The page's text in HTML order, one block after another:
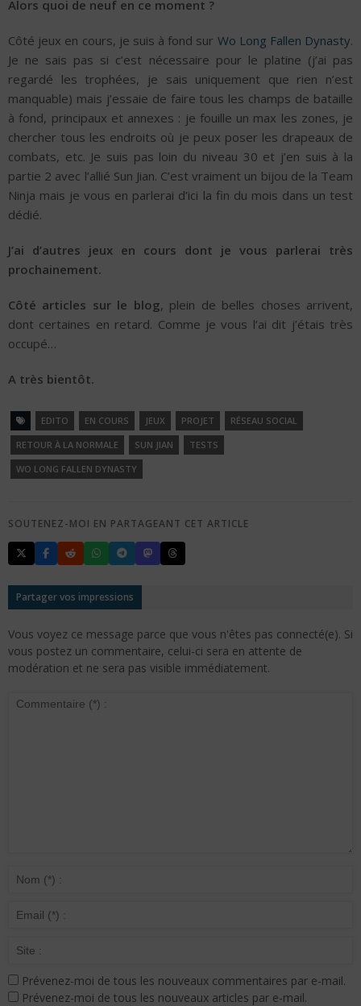
Alors quoi de neuf en ce moment ?
Côté jeux en cours, je suis à fond sur Wo Long Fallen Dynasty.
Je ne sais pas si c’est nécessaire pour le platine (j’ai pas
regardé les trophées, je sais uniquement que rien n’est
manquable) mais j’essaie de faire tous les champs de bataille
à fond, principaux et annexes : je fouille un max les zones, je
chercher tous les endroits où je peux poser les drapeaux de
combats, etc. Je suis pas loin du niveau 30 et j’en suis à la
partie 2 avec l’allié Sun Jian. C’est vraiment un bijou de la Team
Ninja mais je vous en parlerai d’ici la fin du mois dans un test
dédié.
J’ai d’autres jeux en cours dont je vous parlerai très
prochainement.
Côté articles sur le blog, plein de belles choses arrivent,
dont certaines en retard. Comme je vous l’ai dit j’étais très
occupé…
A très bientôt.
EDITO EN COURS JEUX PROJET
RÉSEAU SOCIAL
RETOUR À LA NORMALE
SUN JIAN
TESTS
WO LONG FALLEN DYNASTY
SOUTENEZ-MOI EN PARTAGEANT CET ARTICLE
Partager vos impressions
Vous voyez ce message parce que vous n'êtes pas connecté(e). Si
vous postez un commentaire, celui-ci sera en attente de
modération et ne sera pas visible immédiatement.
Prévenez-moi de tous les nouveaux commentaires par e-mail.
Prévenez-moi de tous les nouveaux articles par e-mail.